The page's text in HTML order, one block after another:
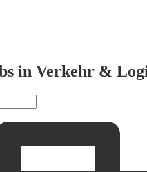
in Verkehr &